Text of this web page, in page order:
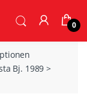
0
Bj. 1989 >